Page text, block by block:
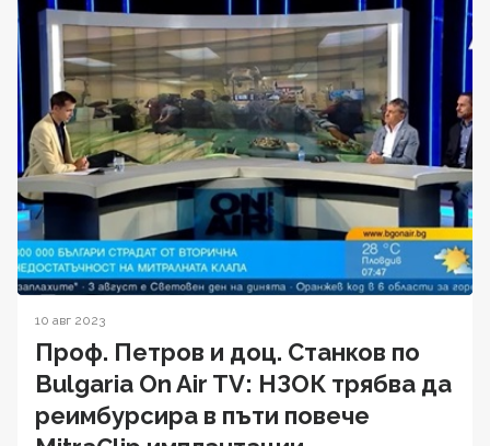
10 авг 2023
Проф. Петров и доц. Станков по
Bulgaria On Air TV: НЗОК трябва да
реимбурсира в пъти повече